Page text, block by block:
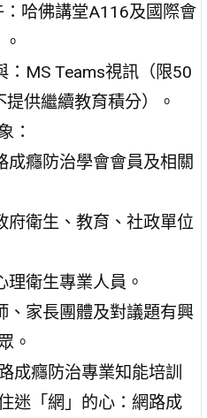
哈佛講堂A116及國際會
：MS Teams視訊（限50
提供繼續教育積分）。
：
成癮防治學會會員及相關
府衛生、教育、社政單位
理衛生專業人員。
、家長團體及對議題有興
。
成癮防治專業知能培訓
迷「網」的心：網路成